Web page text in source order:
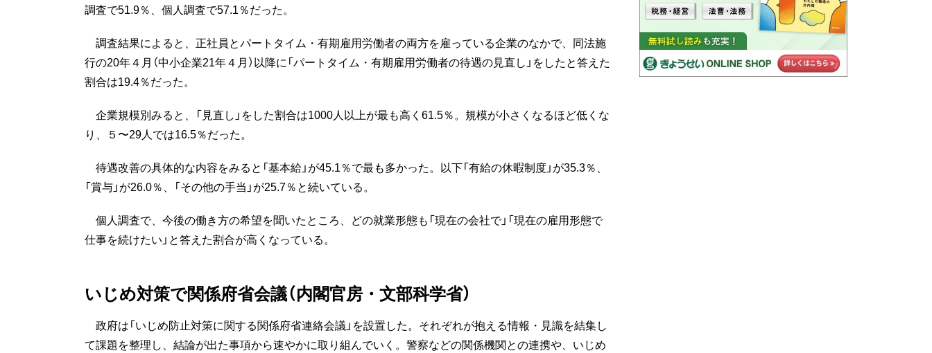
調査で51.9％、個人調査で57.1％だった。
調査結果によると、正社員とパートタイム・有期雇用労働者の両方を雇っている企業のなかで、同法施
行の20年４月（中小企業21年４月）以降に「パートタイム・有期雇用労働者の待遇の見直し」をしたと答えた
割合は19.4％だった。
企業規模別みると、「見直し」をした割合は1000人以上が最も高く61.5％。規模が小さくなるほど低くな
り、５〜29人では16.5％だった。
待遇改善の具体的な内容をみると「基本給」が45.1％で最も多かった。以下「有給の休暇制度」が35.3％、
「賞与」が26.0％、「その他の手当」が25.7％と続いている。
個人調査で、今後の働き方の希望を聞いたところ、どの就業形態も「現在の会社で」「現在の雇用形態で
仕事を続けたい」と答えた割合が高くなっている。
いじめ対策で関係府省会議（内閣官房・文部科学省）
政府は「いじめ防止対策に関する関係府省連絡会議」を設置した。それぞれが抱える情報・見識を結集し
て課題を整理し、結論が出た事項から速やかに取り組んでいく。警察などの関係機関との連携や、いじめ